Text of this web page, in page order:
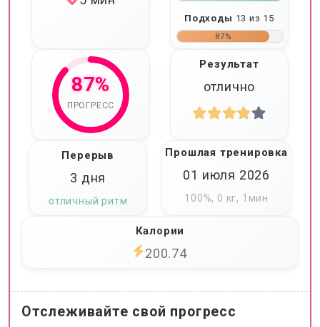
Подходы 13 из 15
87%
87%
ПРОГРЕСС
Результат
отлично
Перерыв
3 дня
отличный ритм
Прошлая тренировка
01 июля 2026
100%, 0 кг, 1мин
Калории
200.74
Отслеживайте свой прогресс